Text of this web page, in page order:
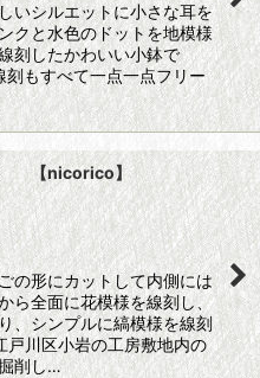
いシルエットに小さな耳を
クと水色のドットを地模様
刻したかわいい小鉢で
もすべて一点一点フリー
【nicorico】
の形にカットして内側には
ら全面に花模様を線刻し、
、シンプルに縞模様を線刻
戸川区小岩の工房敷地内の
削し…